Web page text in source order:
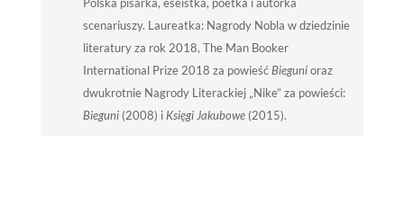
scenariuszy. Laureatka: Nagrody Nobla w dziedzinie
literatury za rok 2018, The Man Booker
International Prize 2018 za powieśćBiegunioraz
dwukrotnie Nagrody Literackiej „Nike” za powieści:
Bieguni(2008) i Księgi Jakubowe(2015).